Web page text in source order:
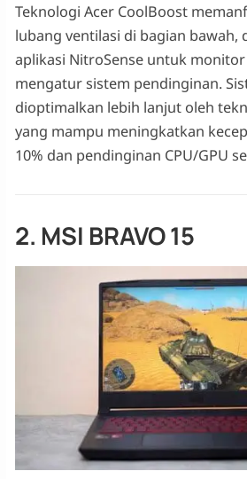
Teknologi Acer CoolBoost
lubang ventilasi di bagian bawah,
aplikasi NitroSense untuk
mengatur sistem pendinginan.
dioptimalkan lebih lanjut oleh
yang mampu meningkatkan
10% dan pendinginan CPU/GPU
2. MSI BRAVO 15